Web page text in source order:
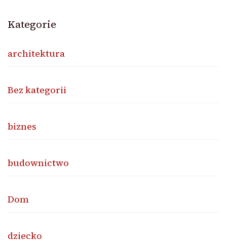
Kategorie
architektura
Bez kategorii
biznes
budownictwo
Dom
dziecko